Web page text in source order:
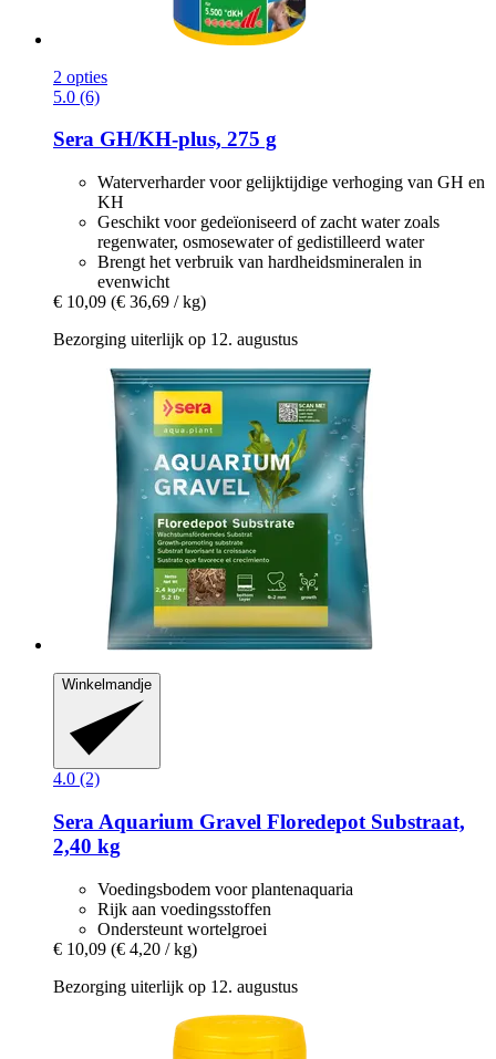
2 opties
5.0 (6)
Sera GH/KH-​plus, 275 g
Waterverharder voor gelijktijdige verhoging van GH en
KH
Geschikt voor gedeïoniseerd of zacht water zoals
regenwater, osmosewater of gedistilleerd water
Brengt het verbruik van hardheidsmineralen in
evenwicht
€ 10,09 (€ 36,69 / kg)
Bezorging uiterlijk op 12. augustus
Winkelmandje
4.0 (2)
Sera Aquarium Gravel Floredepot Substraat,
2,40 kg
Voedingsbodem voor plantenaquaria
Rijk aan voedingsstoffen
Ondersteunt wortelgroei
€ 10,09 (€ 4,20 / kg)
Bezorging uiterlijk op 12. augustus